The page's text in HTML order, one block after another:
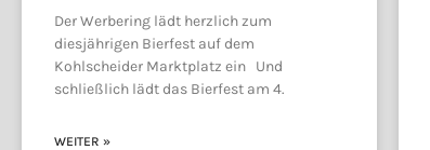
Der Werbering lädt herzlich zum
diesjährigen Bierfest auf dem
Kohlscheider Marktplatz ein Und
schließlich lädt das Bierfest am 4.
WEITER »